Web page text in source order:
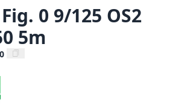
0 9/125 OS2
5m